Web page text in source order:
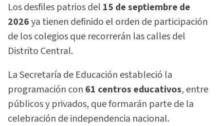
Los desfiles patrios del 15 de septiembre de
2026ya tienen definido el orden de participación
de los colegios que recorrerán las calles del
Distrito Central.
La Secretaría de Educación estableció la
programación con 61 centros educativos, entre
públicos y privados, que formarán parte de la
celebración de independencia nacional.